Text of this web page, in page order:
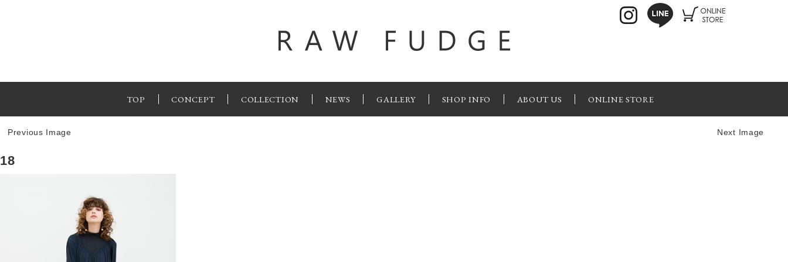
TOP CONCEPT COLLECTION NEWS GALLERY SHOP INFO ABOUT US ONLINE STORE
Previous Image Next Image
18